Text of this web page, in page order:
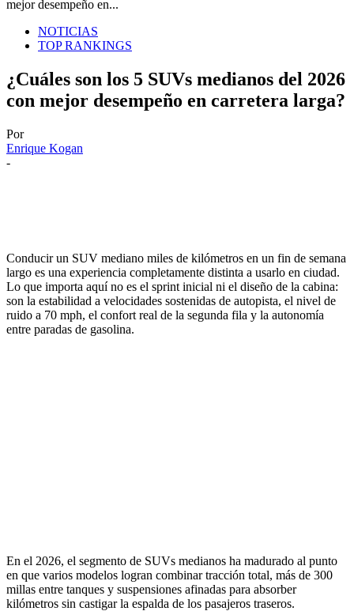
mejor desempeño en...
NOTICIAS
TOP RANKINGS
¿Cuáles son los 5 SUVs medianos del 2026
con mejor desempeño en carretera larga?
Por
Enrique Kogan
-
Conducir un SUV mediano miles de kilómetros en un fin de semana
largo es una experiencia completamente distinta a usarlo en ciudad.
Lo que importa aquí no es el sprint inicial ni el diseño de la cabina:
son la estabilidad a velocidades sostenidas de autopista, el nivel de
ruido a 70 mph, el confort real de la segunda fila y la autonomía
entre paradas de gasolina.
En el 2026, el segmento de SUVs medianos ha madurado al punto
en que varios modelos logran combinar tracción total, más de 300
millas entre tanques y suspensiones afinadas para absorber
kilómetros sin castigar la espalda de los pasajeros traseros.